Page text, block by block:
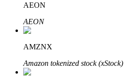
Bitrue
AEON
AEON
AMZNX
Amazon tokenized stock (xStock)